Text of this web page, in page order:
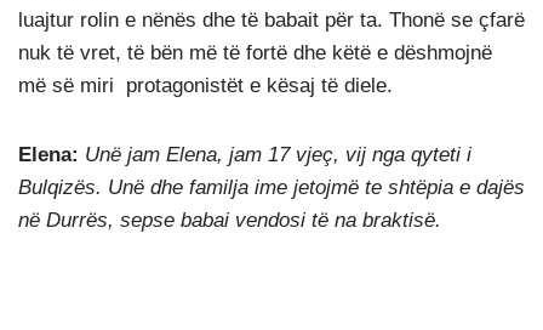
luajtur rolin e nënës dhe të babait për ta. Thonë se çfarë
nuk të vret, të bën më të fortë dhe këtë e dëshmojnë
më së miri protagonistët e kësaj të diele.
Elena: Unë jam Elena, jam 17 vjeç, vij nga qyteti i
Bulqizës. Unë dhe familja ime jetojmë te shtëpia e dajës
në Durrës, sepse babai vendosi të na braktisë.